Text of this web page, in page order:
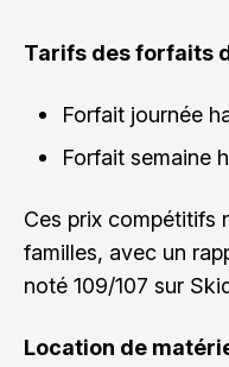
Tarifs des forfaits
Forfait journée
Forfait semaine
Ces prix compétitifs
familles, avec un
noté 109/107 sur
Location de